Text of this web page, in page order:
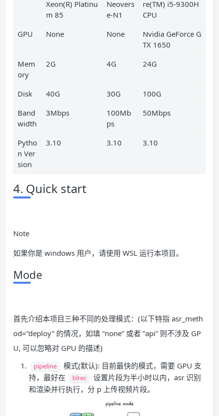
Xeon(R) Platinu
m 85
Neovers
e-N1
re(TM) i5-9300H
CPU
GPU
None None
Nvidia GeForce G
TX 1650
Mem
ory
2G 4G 24G
Disk 40G 30G
100G
Band
width
3Mbps
100Mb
ps
50Mbps
Pytho
n Ver
sion
3.10 3.10 3.10
4. Quick start
Note
如果你是 windows 用户，请使用 WSL 运行本项目。
Mode
首先介绍本项目三种不同的处理模式：(以下特指 asr_meth
od=”deploy” 的情况，如填 ”none” 或者 ”api” 则不涉及 GP
U, 可以忽略对 GPU 的描述)
pipeline
模式(默认): 目前最快的模式，需要 GPU 支
持，最好在
blrec
设置片段为半小时以内，asr 识别
和渲染并行执行，分 p 上传视频片段。